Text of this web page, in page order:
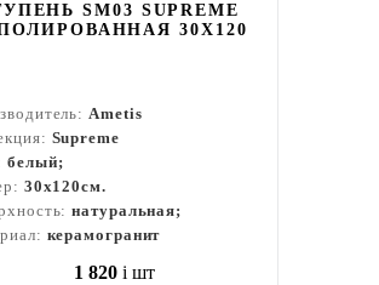
SM03 SUPREME
30X120
Ametis
Supreme
белый;
30x120см.
натуральная;
керамогранит
1 820 i шт